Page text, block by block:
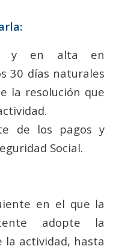
y en alta en
30 días naturales
la resolución que
de los pagos y
Social.
en el que la
adopte la
la actividad, hasta